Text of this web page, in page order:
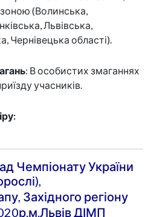
(Волинська,
Львівська,
Чернівецька області).
: В особистих змаганнях
учасників.
Чемпіонату України
Західного регіону
ДІМП